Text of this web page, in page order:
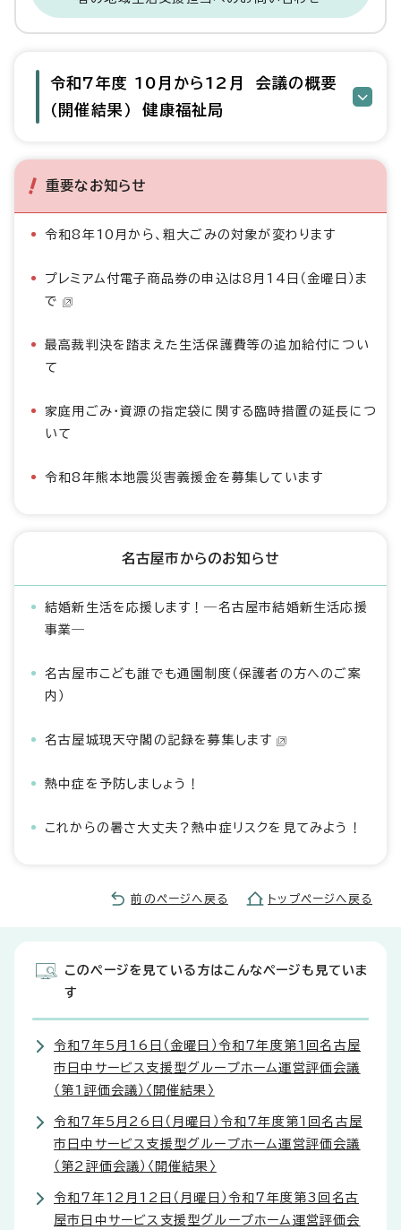
令和7年度 10月から12月 会議の概要
（開催結果） 健康福祉局
重要なお知らせ
令和8年10月から、粗大ごみの対象が変わります
プレミアム付電子商品券の申込は8月14日（金曜日）ま
で
最高裁判決を踏まえた生活保護費等の追加給付につい
て
家庭用ごみ・資源の指定袋に関する臨時措置の延長につ
いて
令和8年熊本地震災害義援金を募集しています
名古屋市からのお知らせ
結婚新生活を応援します！―名古屋市結婚新生活応援
事業―
名古屋市こども誰でも通園制度（保護者の方へのご案
内）
名古屋城現天守閣の記録を募集します
熱中症を予防しましょう！
これからの暑さ大丈夫？熱中症リスクを見てみよう！
前のページへ戻る トップページへ戻る
このページを見ている方はこんなページも見ていま
す
令和7年5月16日（金曜日）令和7年度第1回名古屋
市日中サービス支援型グループホーム運営評価会議
（第1評価会議）〈開催結果〉
令和7年5月26日（月曜日）令和7年度第1回名古屋
市日中サービス支援型グループホーム運営評価会議
（第2評価会議）〈開催結果〉
令和7年12月12日（月曜日）令和7年度第3回名古
屋市日中サービス支援型グループホーム運営評価会